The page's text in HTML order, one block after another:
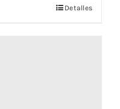
Detalles